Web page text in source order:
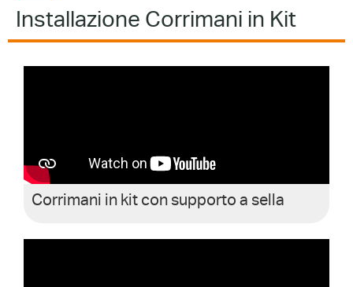
Installazione Corrimani in Kit
Corrimani in kit con supporto a sella